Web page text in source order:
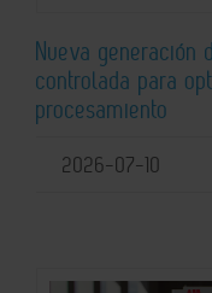
Nueva generación
controlada para
procesamiento
2026-07-10